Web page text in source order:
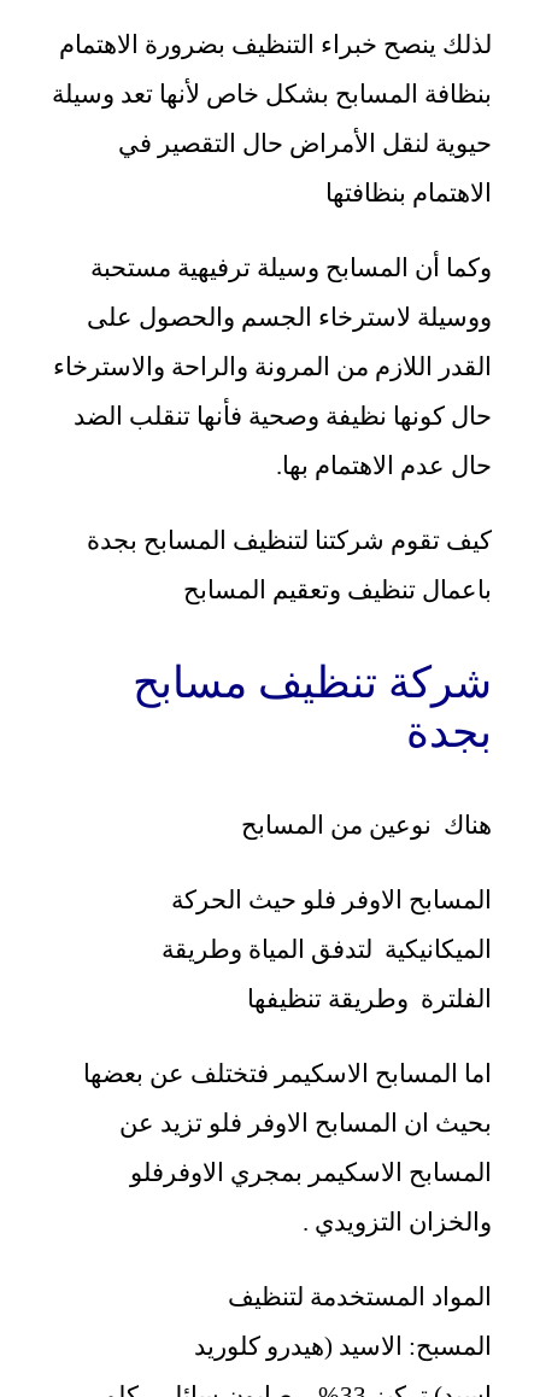
لذلك ينصح خبراء التنظيف بضرورة الاهتمام
بنظافة المسابح بشكل خاص لأنها تعد وسيلة
حيوية لنقل الأمراض حال التقصير في
الاهتمام بنظافتها
وكما أن المسابح وسيلة ترفيهية مستحبة
ووسيلة لاسترخاء الجسم والحصول على
القدر اللازم من المرونة والراحة والاسترخاء
حال كونها نظيفة وصحية فأنها تنقلب الضد
حال عدم الاهتمام بها.
كيف تقوم شركتنا لتنظيف المسابح بجدة
باعمال تنظيف وتعقيم المسابح
شركة تنظيف مسابح
بجدة
هناك نوعين من المسابح
المسابح الاوفر فلو حيث الحركة
الميكانيكية لتدفق المياة وطريقة
الفلترة وطريقة تنظيفها
اما المسابح الاسكيمر فتختلف عن بعضها
بحيث ان المسابح الاوفر فلو تزيد عن
المسابح الاسكيمر بمجري الاوفرفلو
والخزان التزويدي .
المواد المستخدمة لتنظيف
المسبح: الاسيد (هيدرو كلوريد